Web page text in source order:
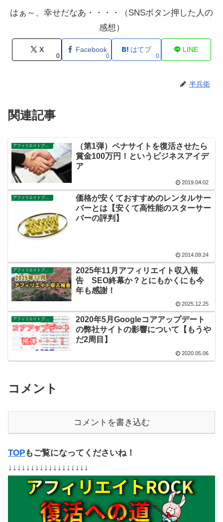
はぁ～、幸せだなあ・・・・（SNSボタン押した人の
感想）
X
0
Facebook
0
はてブ
0
LINE
半兵衛
関連記事
アフィリエイトブログ
（第1弾）ペナサイトを復活させたら
賞金100万円！というビジネスアイデ
ア
2019.04.02
アフィリエイトブログ
価格が安くておすすめのレンタルサー
バーとは【安くて高性能のスターサー
バーの評判】
2014.09.24
2025年11月アフィリエイト収入報
告 SEO終幕か？とにもかくにも今
年も感謝！
2025.12.25
アフィリエイトブログ
2020年5月Googleコアアップデート
の弊社サイトの影響について【もうや
だ2周目】
2020.05.06
コメント
コメントを書き込む
TOPもご覧になってくださいね！
↓↓↓↓↓↓↓↓↓↓↓↓↓↓↓↓↓↓